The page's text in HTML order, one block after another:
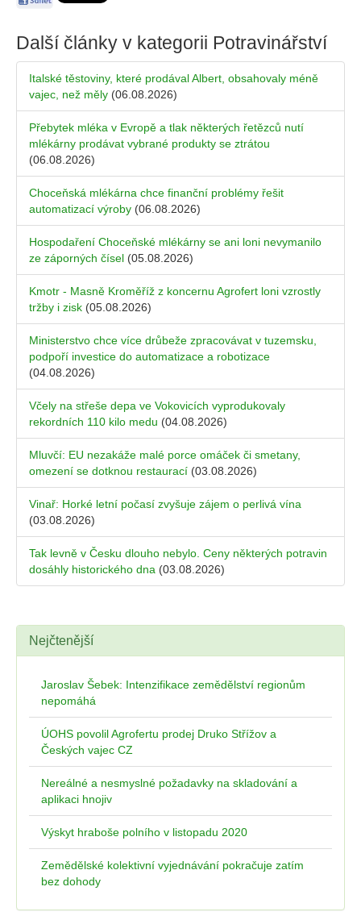
Další články v kategorii Potravinářství
Italské těstoviny, které prodával Albert, obsahovaly méně
vajec, než měly (06.08.2026)
Přebytek mléka v Evropě a tlak některých řetězců nutí
mlékárny prodávat vybrané produkty se ztrátou
(06.08.2026)
Choceňská mlékárna chce finanční problémy řešit
automatizací výroby (06.08.2026)
Hospodaření Choceňské mlékárny se ani loni nevymanilo
ze záporných čísel (05.08.2026)
Kmotr - Masně Kroměříž z koncernu Agrofert loni vzrostly
tržby i zisk (05.08.2026)
Ministerstvo chce více drůbeže zpracovávat v tuzemsku,
podpoří investice do automatizace a robotizace
(04.08.2026)
Včely na střeše depa ve Vokovicích vyprodukovaly
rekordních 110 kilo medu (04.08.2026)
Mluvčí: EU nezakáže malé porce omáček či smetany,
omezení se dotknou restaurací (03.08.2026)
Vinař: Horké letní počasí zvyšuje zájem o perlivá vína
(03.08.2026)
Tak levně v Česku dlouho nebylo. Ceny některých potravin
dosáhly historického dna (03.08.2026)
Nejčtenější
Jaroslav Šebek: Intenzifikace zemědělství regionům
nepomáhá
ÚOHS povolil Agrofertu prodej Druko Střížov a
Českých vajec CZ
Nereálné a nesmyslné požadavky na skladování a
aplikaci hnojiv
Výskyt hraboše polního v listopadu 2020
Zemědělské kolektivní vyjednávání pokračuje zatím
bez dohody